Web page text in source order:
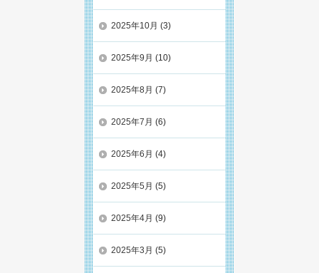
2025年10月 (3)
2025年9月 (10)
2025年8月 (7)
2025年7月 (6)
2025年6月 (4)
2025年5月 (5)
2025年4月 (9)
2025年3月 (5)